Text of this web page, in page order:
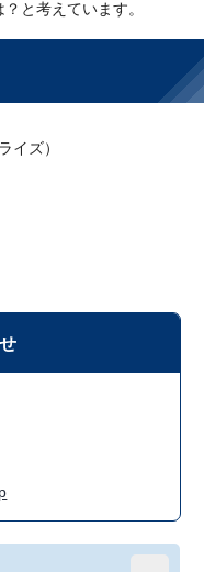
と考えています。
イズ）